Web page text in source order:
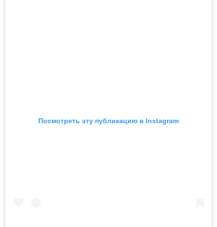
Посмотреть эту публикацию в Instagram